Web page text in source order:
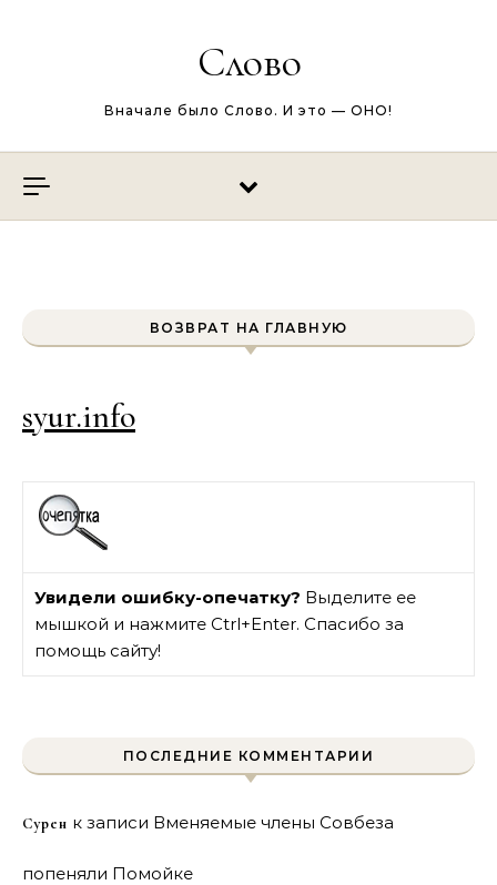
Слово
Вначале было Слово. И это — ОНО!
ВОЗВРАТ НА ГЛАВНУЮ
syur.info
Увидели ошибку-опечатку? Выделите ее
мышкой и нажмите Ctrl+Enter. Спасибо за
помощь сайту!
ПОСЛЕДНИЕ КОММЕНТАРИИ
Сурен к записи Вменяемые члены Совбеза
попеняли Помойке